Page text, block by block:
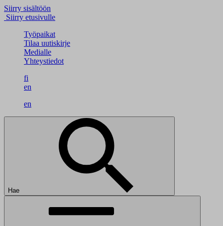
Siirry sisältöön
Siirry etusivulle
Työpaikat
Tilaa uutiskirje
Medialle
Yhteystiedot
fi
en
en
Hae